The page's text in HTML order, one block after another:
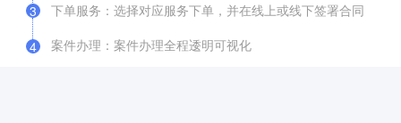
3
下单服务：选择对应服务下单，并在线上或线下签署合同
4 案件办理：案件办理全程逶明可视化